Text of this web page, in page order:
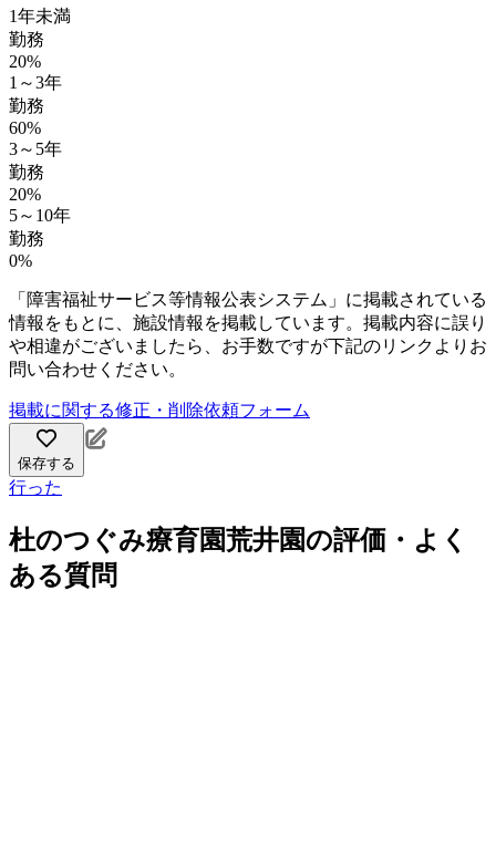
1年未満
勤務
20%
1～3年
勤務
60%
3～5年
勤務
20%
5～10年
勤務
0%
「障害福祉サービス等情報公表システム」に掲載されている
情報をもとに、施設情報を掲載しています。掲載内容に誤り
や相違がございましたら、お手数ですが下記のリンクよりお
問い合わせください。
掲載に関する修正・削除依頼フォーム
保存する
行った
杜のつぐみ療育園荒井園の評価・よく
ある質問